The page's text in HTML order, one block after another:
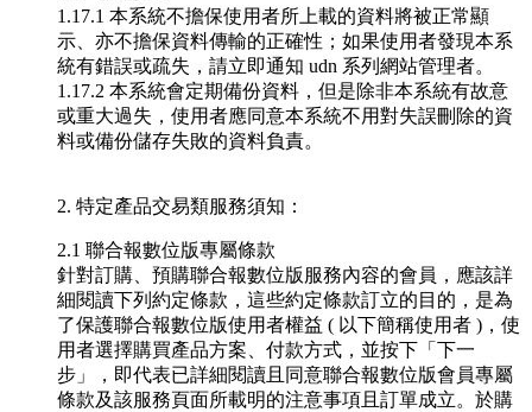
1.17.1 本系統不擔保使用者所上載的資料將被正常顯
示、亦不擔保資料傳輸的正確性；如果使用者發現本系
統有錯誤或疏失，請立即通知 udn 系列網站管理者。
1.17.2 本系統會定期備份資料，但是除非本系統有故意
或重大過失，使用者應同意本系統不用對失誤刪除的資
料或備份儲存失敗的資料負責。
2. 特定產品交易類服務須知：
2.1 聯合報數位版專屬條款
針對訂購、預購聯合報數位版服務內容的會員，應該詳
細閱讀下列約定條款，這些約定條款訂立的目的，是為
了保護聯合報數位版使用者權益 ( 以下簡稱使用者 )，使
用者選擇購買產品方案、付款方式，並按下「下一
步」，即代表已詳細閱讀且同意聯合報數位版會員專屬
條款及該服務頁面所載明的注意事項且訂單成立。於購